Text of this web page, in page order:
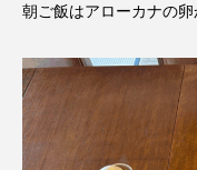
朝ご飯はアローカナの卵